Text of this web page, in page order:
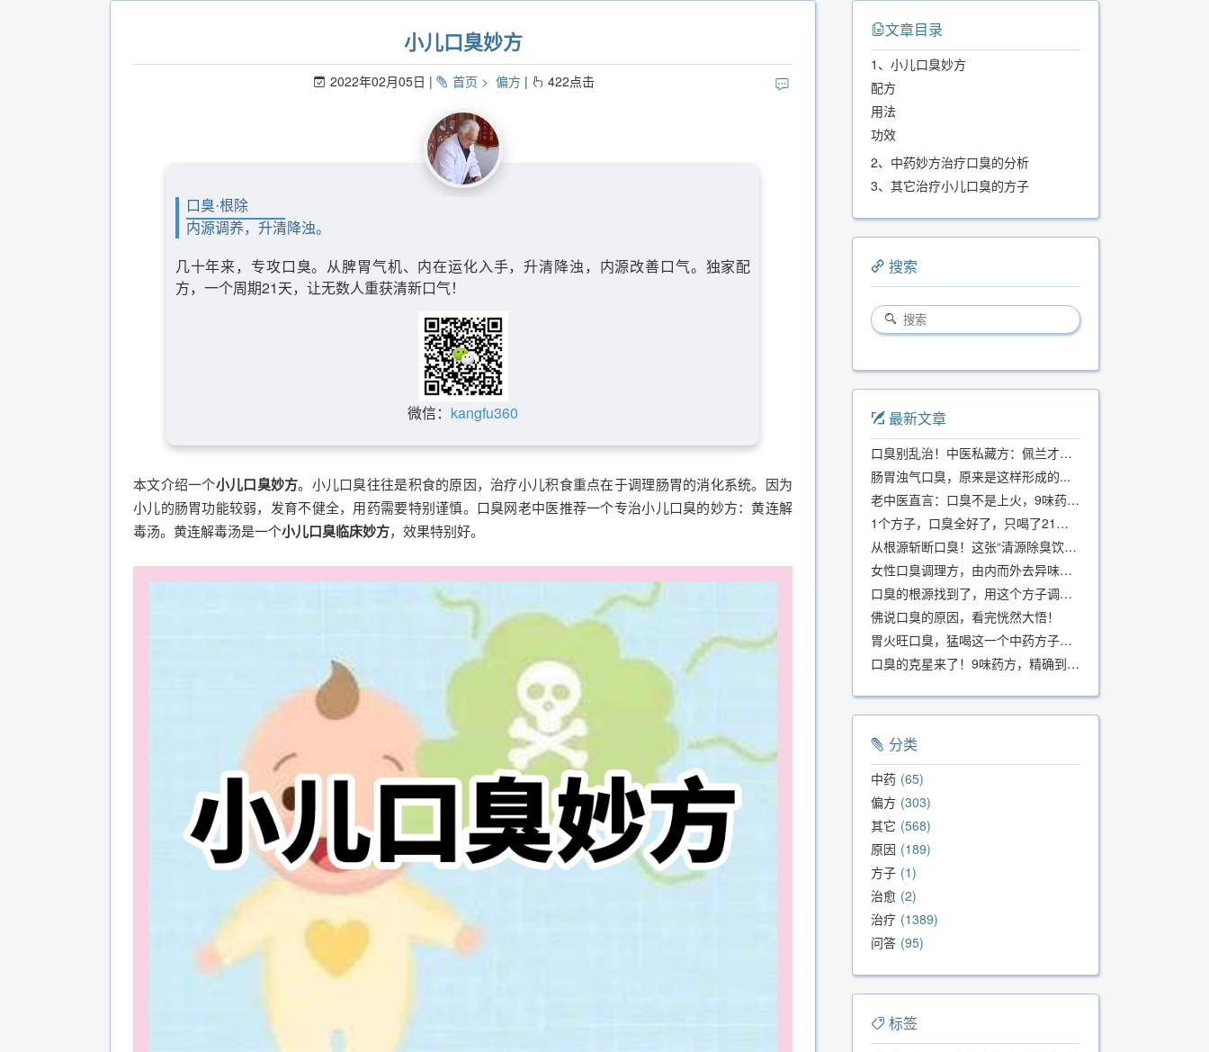
小儿口臭妙方
2022年02月05日 首页 偏方 422点击
口臭·根除
内源调养，升清降浊。
几十年来，专攻口臭。从脾胃气机、内在运化入手，升清降浊，内源改善口气。独家配
方，一个周期21天，让无数人重获清新口气！
微信： kangfu360
本文介绍一个小儿口臭妙方。小儿口臭往往是积食的原因，治疗小儿积食重点在于调理肠胃的消化系统。因为
小儿的肠胃功能较弱，发育不健全，用药需要特别谨慎。口臭网老中医推荐一个专治小儿口臭的妙方：黄连解
毒汤。黄连解毒汤是一个小儿口臭临床妙方，效果特别好。
文章目录
1、小儿口臭妙方
配方
用法
功效
2、中药妙方治疗口臭的分析
3、其它治疗小儿口臭的方子
搜索
最新文章
口臭别乱治！中医私藏方：佩兰才是口气克星，喝一周就清爽
肠胃浊气口臭，原来是这样形成的...
老中医直言：口臭不是上火，9味药食同源方，21天根除不反复
1个方子，口臭全好了，只喝了21天！
从根源斩断口臭！这张“清源除臭饮”方子，我用了几十年，效果真不错
女性口臭调理方，由内而外去异味，女性体质专用！
口臭的根源找到了，用这个方子调理，21天口吐芬芳！
佛说口臭的原因，看完恍然大悟！
胃火旺口臭，猛喝这一个中药方子就好了！
口臭的克星来了！9味药方，精确到克、药食同源、安全有效，速看！
分类
中药 65
偏方 303
其它 568
原因 189
方子 1
治愈 2
治疗 1389
问答 95
标签